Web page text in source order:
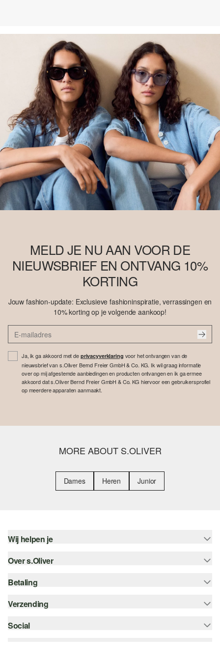
MELD JE NU AAN VOOR DE
NIEUWSBRIEF EN ONTVANG 10%
KORTING
Jouw fashion-update: Exclusieve fashioninspiratie, verrassingen en
10% korting op je volgende aankoop!
Ja, ik ga akkoord met de privacyverklaring voor het ontvangen van de
nieuwsbrief van s.Oliver Bernd Freier GmbH & Co. KG. Ik wil graag informatie
over op mij afgestemde aanbiedingen en producten ontvangen en ik ga ermee
akkoord dat s.Oliver Bernd Freier GmbH & Co. KG hiervoor een gebruikersprofiel
op meerdere apparaten aanmaakt.
MORE ABOUT S.OLIVER
Dames Heren Junior
Wij helpen je
Help - FAQ
Top categorieën
Over s.Oliver
Nieuwsbrief
Betaling
Koop op rekening
Verzending
bpost
Social